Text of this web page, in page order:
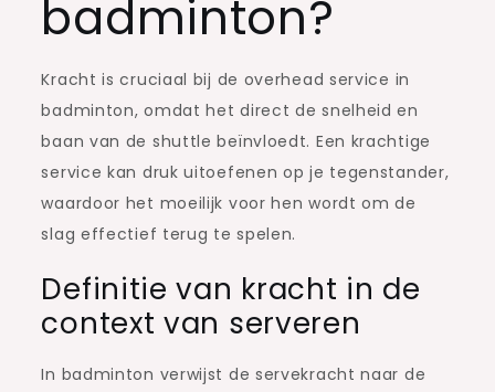
badminton?
Kracht is cruciaal bij de overhead service in
badminton, omdat het direct de snelheid en
baan van de shuttle beïnvloedt. Een krachtige
service kan druk uitoefenen op je tegenstander,
waardoor het moeilijk voor hen wordt om de
slag effectief terug te spelen.
Definitie van kracht in de
context van serveren
In badminton verwijst de servekracht naar de